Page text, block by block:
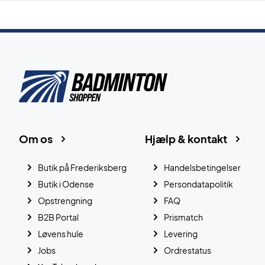
Hjælp & kontakt
Handelsbetingelser
Persondatapolitik
FAQ
Prismatch
Levering
Ordrestatus
Om os
Butik på Frederiksberg
Butik i Odense
Opstrengning
B2B Portal
Løvens hule
Jobs